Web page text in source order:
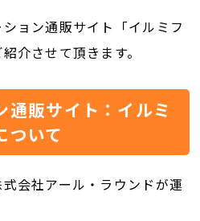
ョン通販サイト「イルミフ
介させて頂きます。
通販サイト：イルミ
いて
会社アール・ラウンドが運